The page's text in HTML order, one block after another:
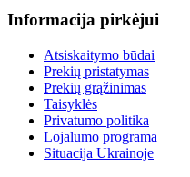
Informacija pirkėjui
Atsiskaitymo būdai
Prekių pristatymas
Prekių grąžinimas
Taisyklės
Privatumo politika
Lojalumo programa
Situacija Ukrainoje